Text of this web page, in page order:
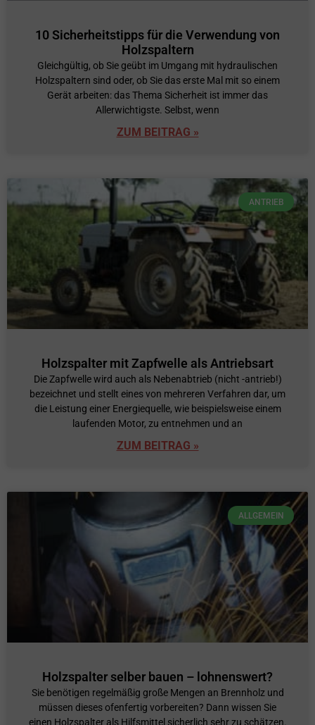
10 Sicherheitstipps für die Verwendung von
Holzspaltern
Gleichgültig, ob Sie geübt im Umgang mit hydraulischen
Holzspaltern sind oder, ob Sie das erste Mal mit so einem
Gerät arbeiten: das Thema Sicherheit ist immer das
Allerwichtigste. Selbst, wenn
ZUM BEITRAG »
ANTRIEB
Holzspalter mit Zapfwelle als Antriebsart
Die Zapfwelle wird auch als Nebenabtrieb (nicht -antrieb!)
bezeichnet und stellt eines von mehreren Verfahren dar, um
die Leistung einer Energiequelle, wie beispielsweise einem
laufenden Motor, zu entnehmen und an
ZUM BEITRAG »
ALLGEMEIN
Holzspalter selber bauen – lohnenswert?
Sie benötigen regelmäßig große Mengen an Brennholz und
müssen dieses ofenfertig vorbereiten? Dann wissen Sie
einen Holzspalter als Hilfsmittel sicherlich sehr zu schätzen.